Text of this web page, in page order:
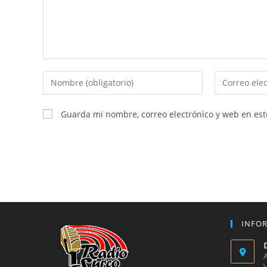
Introduce
tu
nombre
o
Introduce
tu
de
Guarda mi nombre, correo electrónico y web en